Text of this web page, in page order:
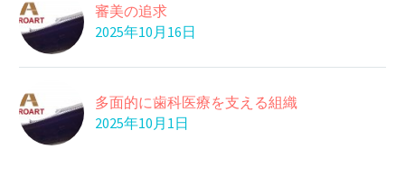
21 6月 2022
ストレス…
ストレスが溜まりすぎ
ラ…
ぬるめのお湯
最近少し暖かくなって
審美の追求
2025年10月16日
多面的に歯科医療を支える組織
2025年10月1日